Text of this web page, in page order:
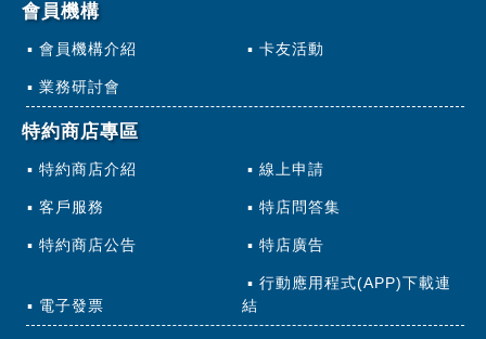
會員機構
會員機構介紹 卡友活動
業務研討會
特約商店專區
特約商店介紹 線上申請
客戶服務 特店問答集
特約商店公告 特店廣告
電子發票
行動應用程式(APP)下載連
結